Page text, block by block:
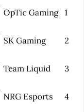
OpTic Gaming 1
SK Gaming 2
Team Liquid 3
NRG Esports 4